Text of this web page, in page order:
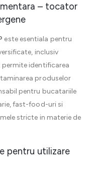
– tocator
este esentiala pentru
inclusiv
permite identificarea
produselor
pentru bucatariile
fast-food-uri si
stricte in materie de
pentru utilizare